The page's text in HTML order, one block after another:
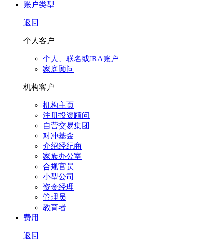
账户类型
返回
个人客户
个人、联名或IRA账户
家庭顾问
机构客户
机构主页
注册投资顾问
自营交易集团
对冲基金
介绍经纪商
家族办公室
合规官员
小型公司
资金经理
管理员
教育者
费用
返回